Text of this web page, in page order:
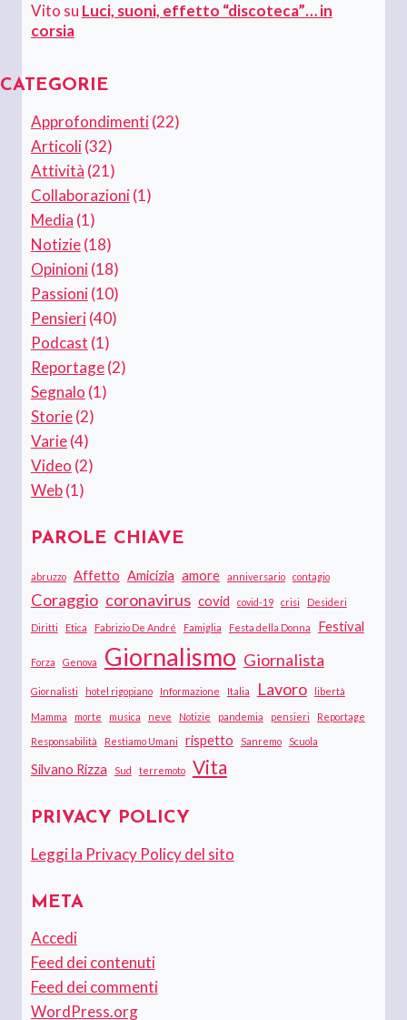
Vito su Luci, suoni, effetto “discoteca”… in
corsia
CATEGORIE
Approfondimenti(22)
Articoli(32)
Attività (21)
Collaborazioni(1)
Media (1)
Notizie(18)
Opinioni(18)
Passioni(10)
Pensieri(40)
Podcast (1)
Reportage(2)
Segnalo (1)
Storie(2)
Varie(4)
Video (2)
Web(1)
PAROLE CHIAVE
abruzzo Affetto Amicizia amore anniversario contagio
Coraggio coronavirus covid covid-19 crisi Desideri
Diritti Etica Fabrizio De André Famiglia Festa della Donna Festival
Forza Genova Giornalismo Giornalista
Giornalisti hotel rigopiano Informazione Italia Lavoro libertà
Mamma morte musica neve Notizie pandemia pensieri Reportage
Responsabilità Restiamo Umani rispetto Sanremo Scuola
Silvano Rizza Sud terremoto Vita
PRIVACY POLICY
Leggi la Privacy Policy del sito
META
Accedi
Feed dei contenuti
Feed dei commenti
WordPress.org